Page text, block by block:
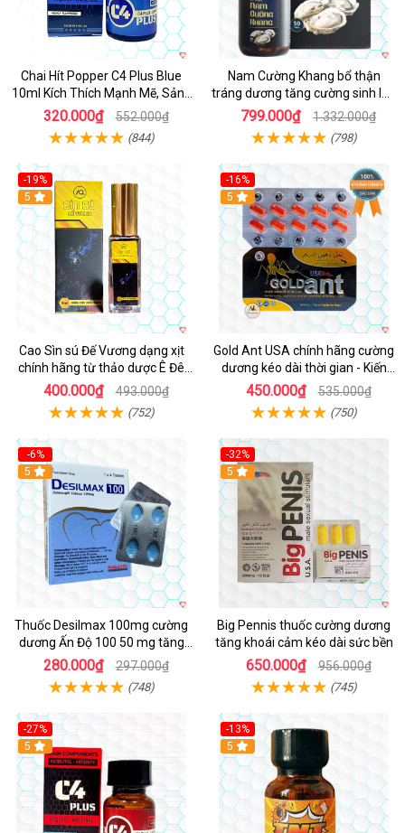
Chai Hít Popper C4 Plus Blue
10ml Kích Thích Mạnh Mẽ, Sảng
Khoái
320.000₫ 552.000₫
(844)
Nam Cường Khang bổ thận
tráng dương tăng cường sinh lực
nam
799.000₫ 1.332.000₫
(798)
-19%
5
Cao Sìn sú Đế Vương dạng xịt
chính hãng từ thảo dược Ê Đê
Việt Nam
400.000₫ 493.000₫
(752)
-16%
5
Gold Ant USA chính hãng cường
dương kéo dài thời gian - Kiến
Vàng Đen Tây Tạng
450.000₫ 535.000₫
(750)
-6%
5
Thuốc Desilmax 100mg cường
dương Ấn Độ 100 50 mg tăng
sinh lý tốt nhất
280.000₫ 297.000₫
(748)
-32%
5
Big Pennis thuốc cường dương
tăng khoái cảm kéo dài sức bền
650.000₫ 956.000₫
(745)
-27%
5
-13%
5